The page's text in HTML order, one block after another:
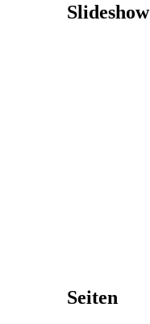
Slideshow
Seiten